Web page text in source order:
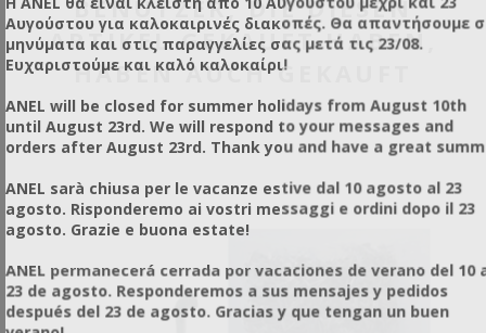
BENUTZER, DIE DIESEN
ARTIKEL GEKAUFT HABEN,
HABEN AUCH GEKAUFT
Αυγούστου για καλοκαιρινές διακοπές. Θα απαντήσουμε
μηνύματα και στις παραγγελίες σας μετά τις 23/08.
Ευχαριστούμε και καλό καλοκαίρι!
ANEL will be closed for summer holidays from August 10th
until August 23rd. We will respond to your messages and
orders after August 23rd. Thank you and have a great
ANEL sarà chiusa per le vacanze estive dal 10 agosto al 23
agosto. Risponderemo ai vostri messaggi e ordini dopo il 23
agosto. Grazie e buona estate!
ANEL permanecerá cerrada por vacaciones de verano del 10
23 de agosto. Responderemos a sus mensajes y pedidos
después del 23 de agosto. Gracias y que tengan un buen